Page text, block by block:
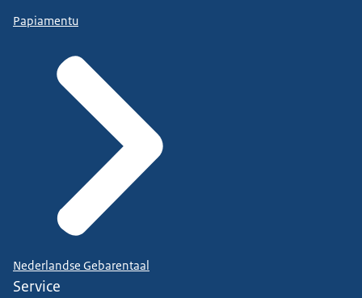
Papiamentu
Nederlandse Gebarentaal
Service